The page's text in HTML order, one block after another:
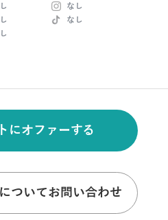
なし
なし
にオファーする
ついてお問い合わせ